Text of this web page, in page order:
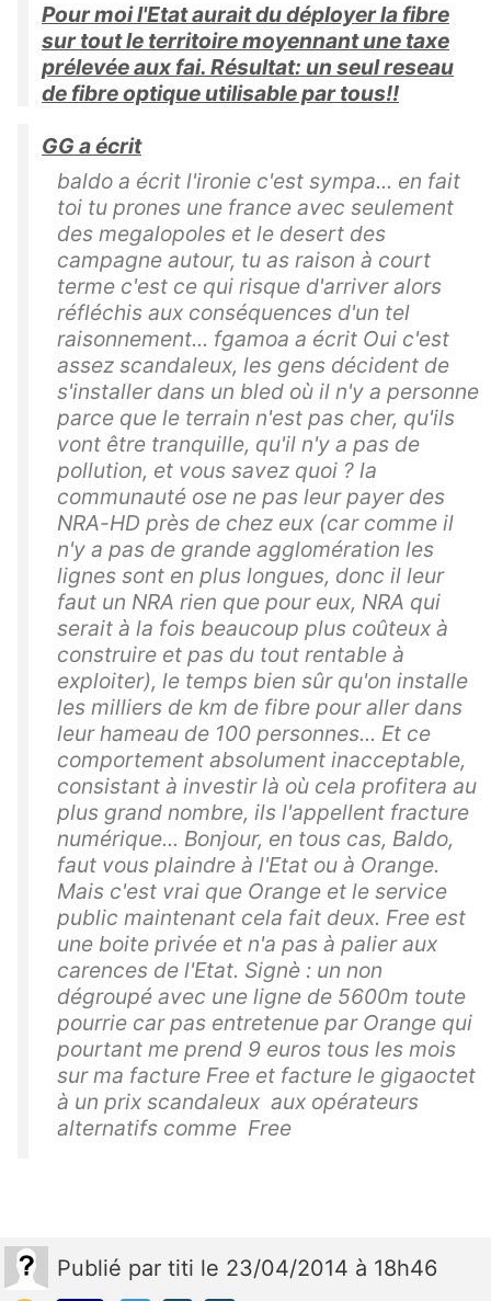
Pour moi l'Etat aurait du déployer la fibre
sur tout le territoire moyennant une taxe
prélevée aux fai. Résultat: un seul reseau
de fibre optique utilisable par tous!!
GG a écrit
baldo a écrit l'ironie c'est sympa... en fait
toi tu prones une france avec seulement
des megalopoles et le desert des
campagne autour, tu as raison à court
terme c'est ce qui risque d'arriver alors
réfléchis aux conséquences d'un tel
raisonnement... fgamoa a écrit Oui c'est
assez scandaleux, les gens décident de
s'installer dans un bled où il n'y a personne
parce que le terrain n'est pas cher, qu'ils
vont être tranquille, qu'il n'y a pas de
pollution, et vous savez quoi ? la
communauté ose ne pas leur payer des
NRA-HD près de chez eux (car comme il
n'y a pas de grande agglomération les
lignes sont en plus longues, donc il leur
faut un NRA rien que pour eux, NRA qui
serait à la fois beaucoup plus coûteux à
construire et pas du tout rentable à
exploiter), le temps bien sûr qu'on installe
les milliers de km de fibre pour aller dans
leur hameau de 100 personnes... Et ce
comportement absolument inacceptable,
consistant à investir là où cela profitera au
plus grand nombre, ils l'appellent fracture
numérique... Bonjour, en tous cas, Baldo,
faut vous plaindre à l'Etat ou à Orange.
Mais c'est vrai que Orange et le service
public maintenant cela fait deux. Free est
une boite privée et n'a pas à palier aux
carences de l'Etat. Signè : un non
dégroupé avec une ligne de 5600m toute
pourrie car pas entretenue par Orange qui
pourtant me prend 9 euros tous les mois
sur ma facture Free et facture le gigaoctet
à un prix scandaleux aux opérateurs
alternatifs comme Free
Publié par titi le 23/04/2014 à 18h46